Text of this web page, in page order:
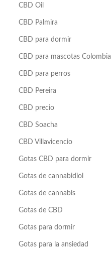
CBD Oil
CBD Palmira
CBD para dormir
CBD para mascotas Colombia
CBD para perros
CBD Pereira
CBD precio
CBD Soacha
CBD Villavicencio
Gotas CBD para dormir
Gotas de cannabidiol
Gotas de cannabis
Gotas de CBD
Gotas para dormir
Gotas para la ansiedad